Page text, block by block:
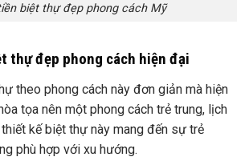
biệt thự đẹp phong cách Mỹ
thự đẹp phong cách hiện đại
theo phong cách này đơn giản mà hiện
tọa nên một phong cách trẻ trung, lịch
kế biệt thự này mang đến sự trẻ
phù hợp với xu hướng.